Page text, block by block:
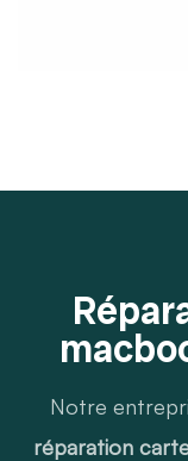
Notre
réparation